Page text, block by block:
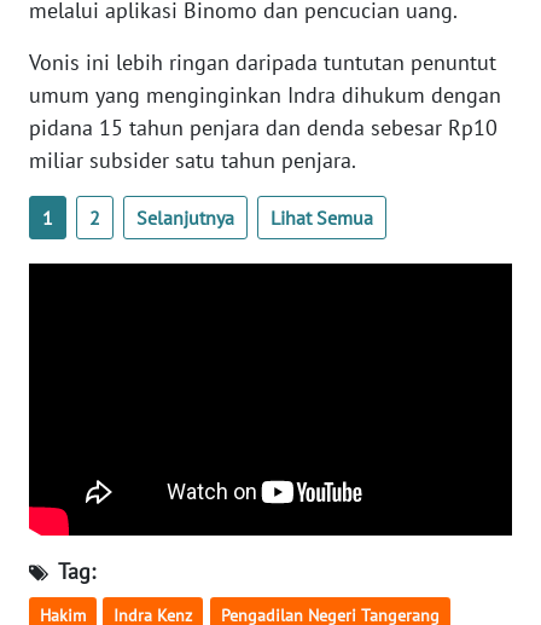
melalui aplikasi Binomo dan pencucian uang.
Vonis ini lebih ringan daripada tuntutan penuntut
umum yang menginginkan Indra dihukum dengan
pidana 15 tahun penjara dan denda sebesar Rp10
miliar subsider satu tahun penjara.
1 2 Selanjutnya Lihat Semua
Tag:
Hakim Indra Kenz Pengadilan Negeri Tangerang
SULTRA
NTB
WN
SULTENG
WN
WN
WN